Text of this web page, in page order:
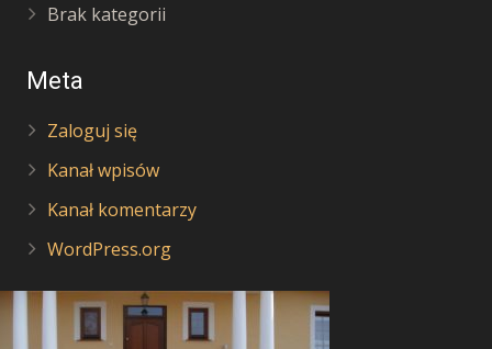
Brak kategorii
Meta
Zaloguj się
Kanał wpisów
Kanał komentarzy
WordPress.org